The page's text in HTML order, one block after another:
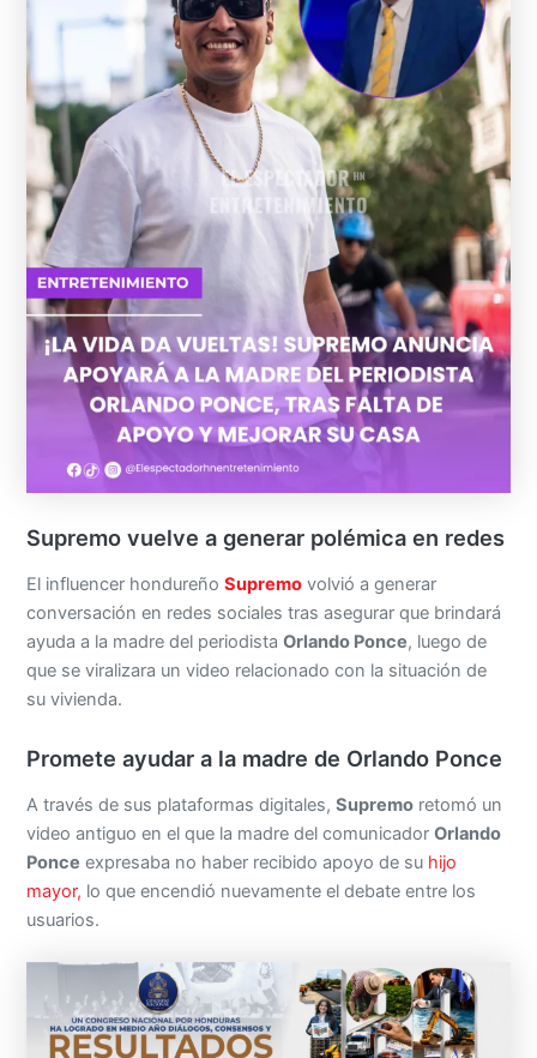
Supremo vuelve a generar polémica en redes
El influencer hondureñoSupremo volvió a generar
conversación en redes sociales tras asegurar que brindará
ayuda a la madre del periodistaOrlando Ponce, luego de
que se viralizara un video relacionado con la situación de
su vivienda.
Promete ayudar a la madre de Orlando Ponce
A través de sus plataformas digitales,Supremo retomó un
video antiguo en el que la madre del comunicadorOrlando
Ponce expresaba no haber recibido apoyo de su hijo
mayor, lo que encendió nuevamente el debate entre los
usuarios.